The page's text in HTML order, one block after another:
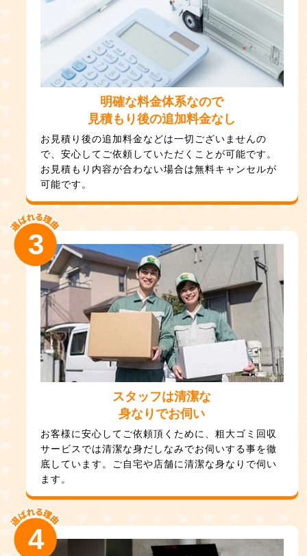
明確な料金体系なので
見積もり後の追加料金なし
お見積り後の追加料金などは一切ございませんの
で、安心してご依頼していただくことが可能です。
お見積もり内容が合わない場合は無料キャンセルが
可能です。
スタッフは清潔な
身なりでお伺い
お客様に安心してご依頼頂くために、粗大ゴミ回収
サービスでは清潔な身だしなみでお伺いする事を徹
底しています。ご自宅や店舗に清潔な身なりで伺い
ます。
3
4